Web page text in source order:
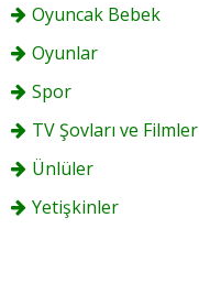
Oyuncak Bebek
Oyunlar
Spor
TV Şovları ve Filmler
Ünlüler
Yetişkinler